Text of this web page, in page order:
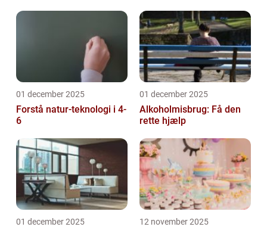
01 december 2025
Forstå natur-teknologi i 4-
6
01 december 2025
Alkoholmisbrug: Få den
rette hjælp
01 december 2025 12 november 2025